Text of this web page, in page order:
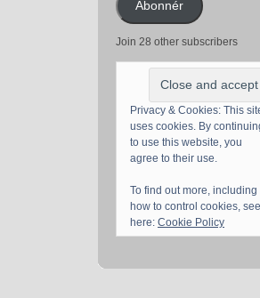
Abonnér
Join 28 other subscribers
Privacy & Cookies: This
uses cookies. By
to use this website, you
agree to their use.
To find out more, including
how to control cookies, see
here: Cookie Policy